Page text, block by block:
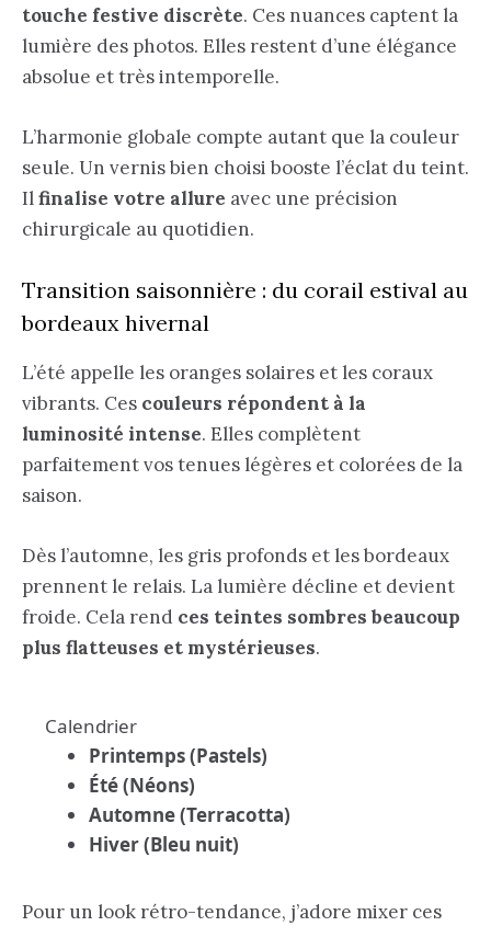
touche festive discrète. Ces nuances captent la
lumière des photos. Elles restent d’une élégance
absolue et très intemporelle.
L’harmonie globale compte autant que la couleur
seule. Un vernis bien choisi booste l’éclat du teint.
Ilfinalise votre allure avec une précision
chirurgicale au quotidien.
Transition saisonnière : du corail estival au
bordeaux hivernal
L’été appelle les oranges solaires et les coraux
vibrants. Ces couleurs répondent à la
luminosité intense. Elles complètent
parfaitement vos tenues légères et colorées de la
saison.
Dès l’automne, les gris profonds et les bordeaux
prennent le relais. La lumière décline et devient
froide. Cela rend ces teintes sombres beaucoup
plus flatteuses et mystérieuses.
Calendrier
Printemps (Pastels)
Été (Néons)
Automne (Terracotta)
Hiver (Bleu nuit)
Pour un look rétro-tendance, j’adore mixer ces